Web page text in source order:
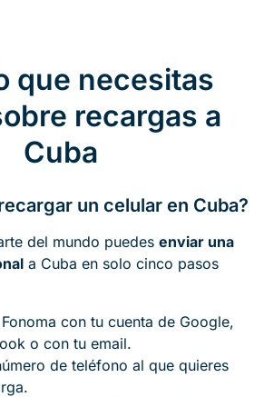
que necesitas
recargas a
Cuba
un celular en Cuba?
del mundo puedes enviar una
a Cuba en solo cinco pasos
con tu cuenta de Google,
o con tu email.
de teléfono al que quieres